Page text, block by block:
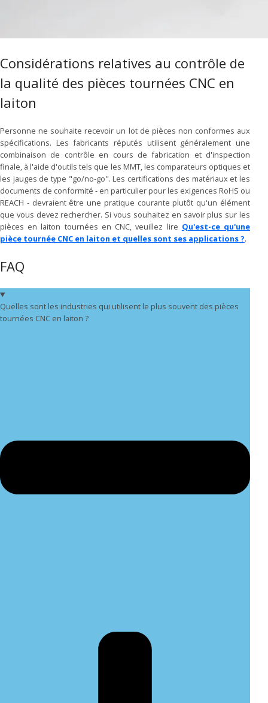
Considérations relatives au contrôle de
la qualité des pièces tournées CNC en
laiton
Personne ne souhaite recevoir un lot de pièces non conformes aux
spécifications. Les fabricants réputés utilisent généralement une
combinaison de contrôle en cours de fabrication et d'inspection
finale, à l'aide d'outils tels que les MMT, les comparateurs optiques et
les jauges de type "go/no-go". Les certifications des matériaux et les
documents de conformité - en particulier pour les exigences RoHS ou
REACH - devraient être une pratique courante plutôt qu'un élément
que vous devez rechercher. Si vous souhaitez en savoir plus sur les
pièces en laiton tournées en CNC, veuillez lire Qu'est-ce qu'une
pièce tournée CNC en laiton et quelles sont ses applications ?.
FAQ
Quelles sont les industries qui utilisent le plus souvent des pièces
tournées CNC en laiton ?